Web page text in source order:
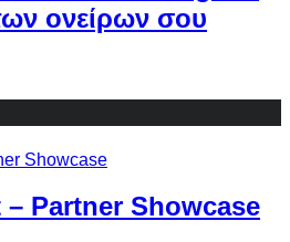
ονείρων σου
Partner Showcase